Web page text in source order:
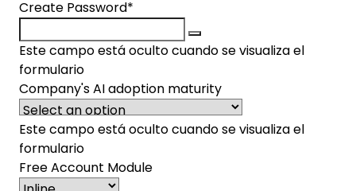
Create Password*
Este campo está oculto cuando se visualiza el
formulario
Company's AI adoption maturity
Este campo está oculto cuando se visualiza el
formulario
Free Account Module